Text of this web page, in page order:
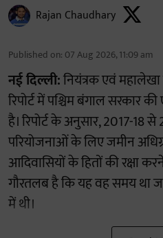
Rajan Chaudhary
Published on: 07 Aug 2026, 11:09 am
नई दिल्ली:नियंत्रक एवं
रिपोर्ट में पश्चिम बंगाल सरकार
है। रिपोर्ट के अनुसार, 2017-
परियोजनाओं के लिए जमीन
आदिवासियों के हितों की रक्षा
गौरतलब है कि यह वह समय था
में थी।